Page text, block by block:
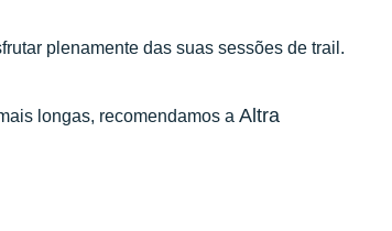
plenamente das suas sessões de trail.
longas, recomendamos a Altra